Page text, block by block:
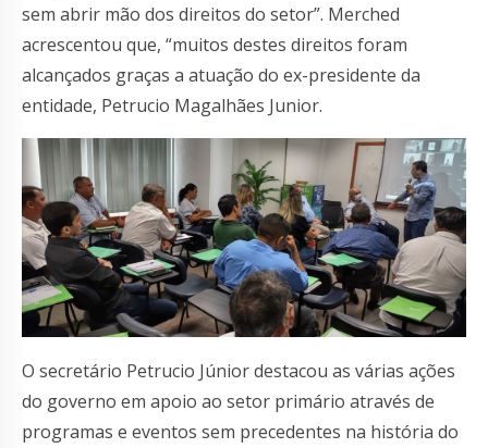
sem abrir mão dos direitos do setor”. Merched
acrescentou que, “muitos destes direitos foram
alcançados graças a atuação do ex-presidente da
entidade, Petrucio Magalhães Junior.
O secretário Petrucio Júnior destacou as várias ações
do governo em apoio ao setor primário através de
programas e eventos sem precedentes na história do